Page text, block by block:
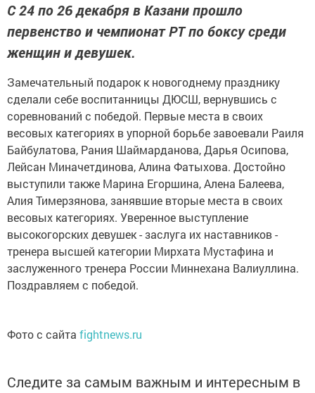
С 24 по 26 декабря в Казани прошло
первенство и чемпионат РТ по боксу среди
женщин и девушек.
Замечательный подарок к новогоднему празднику
сделали себе воспитанницы ДЮСШ, вернувшись с
соревнований с победой. Первые места в своих
весовых категориях в упорной борьбе завоевали Раиля
Байбулатова, Рания Шаймарданова, Дарья Осипова,
Лейсан Миначетдинова, Алина Фатыхова. Достойно
выступили также Марина Егоршина, Алена Балеева,
Алия Тимерзянова, занявшие вторые места в своих
весовых категориях. Уверенное выступление
высокогорских девушек - заслуга их наставников -
тренера высшей категории Мирхата Мустафина и
заслуженного тренера России Миннехана Валиуллина.
Поздравляем с победой.
Фото с сайта fightnews.ru
Следите за самым важным и интересным в